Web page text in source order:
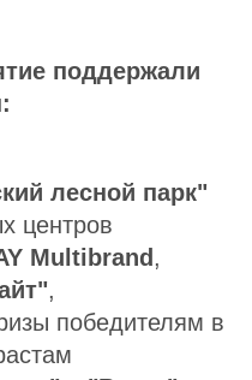
поддержали
лесной парк"
центров
Multibrand ,
,
победителям в